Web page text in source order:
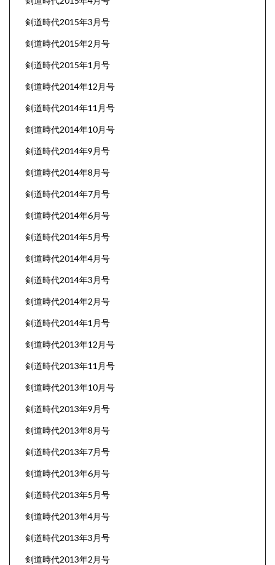
剣道時代2015年3月号
剣道時代2015年2月号
剣道時代2015年1月号
剣道時代2014年12月号
剣道時代2014年11月号
剣道時代2014年10月号
剣道時代2014年9月号
剣道時代2014年8月号
剣道時代2014年7月号
剣道時代2014年6月号
剣道時代2014年5月号
剣道時代2014年4月号
剣道時代2014年3月号
剣道時代2014年2月号
剣道時代2014年1月号
剣道時代2013年12月号
剣道時代2013年11月号
剣道時代2013年10月号
剣道時代2013年9月号
剣道時代2013年8月号
剣道時代2013年7月号
剣道時代2013年6月号
剣道時代2013年5月号
剣道時代2013年4月号
剣道時代2013年3月号
剣道時代2013年2月号